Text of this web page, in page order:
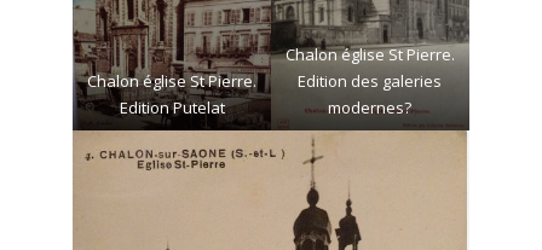
Chalon église St Pierre.
Edition Putelat
Chalon église St Pierre.
Edition des galeries
modernes?